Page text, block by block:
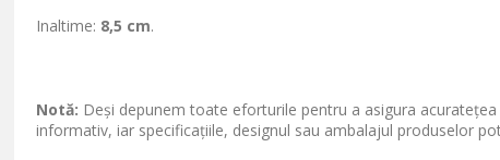
Inaltime: 8,5 cm.
Notă: Deși depunem toate eforturile pentru a asigura
informativ, iar specificațiile, designul sau ambalajul produselor